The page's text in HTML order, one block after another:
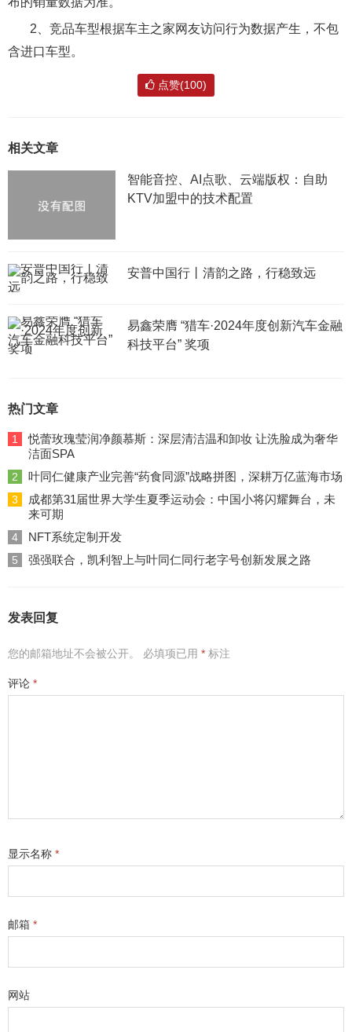
2、竞品车型根据车主之家网友访问行为数据产生，不包
含进口车型。
点赞(100)
相关文章
智能音控、AI点歌、云端版权：自助
KTV加盟中的技术配置
安普中国行丨清韵之路，行稳致远
易鑫荣膺 “猎车·2024年度创新汽车金融
科技平台” 奖项
热门文章
1
悦蕾玫瑰莹润净颜慕斯：深层清洁温和卸妆 让洗脸成为奢华
洁面SPA
2 叶同仁健康产业完善“药食同源”战略拼图，深耕万亿蓝海市场
3
成都第31届世界大学生夏季运动会：中国小将闪耀舞台，未
来可期
4 NFT系统定制开发
5 强强联合，凯利智上与叶同仁同行老字号创新发展之路
发表回复
您的邮箱地址不会被公开。 必填项已用 * 标注
评论 *
显示名称 *
邮箱 *
网站